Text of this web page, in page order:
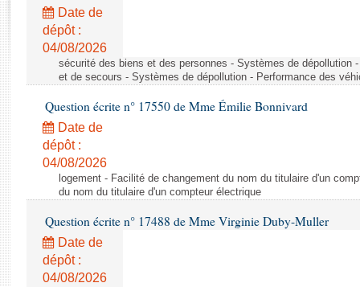
Rapports législatifs
Rapports sur l'application des lois
Baromètre de l’application des lois
Dossiers législatifs
Budget et sécurité sociale
Questions écrites et orales
Comptes rendus des débats
Date de
dépôt :
04/08/2026
sécurité des biens et des personnes - Systèmes de dépollution
et de secours - Systèmes de dépollution - Performance des
Question écrite n° 17550 de Mme Émilie Bonnivard
Date de
dépôt :
04/08/2026
logement - Facilité de changement du nom du titulaire d'un
du nom du titulaire d'un compteur électrique
Question écrite n° 17488 de Mme Virginie Duby-Muller
Date de
dépôt :
04/08/2026